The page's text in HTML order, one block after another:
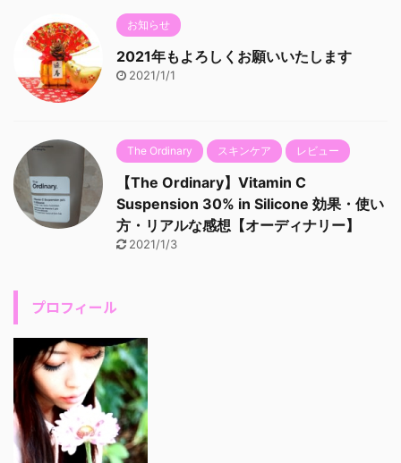
お知らせ
2021年もよろしくお願いいたします
2021/1/1
The Ordinary スキンケア レビュー
【The Ordinary】Vitamin C
Suspension 30% in Silicone 効果・使い
方・リアルな感想【オーディナリー】
2021/1/3
プロフィール